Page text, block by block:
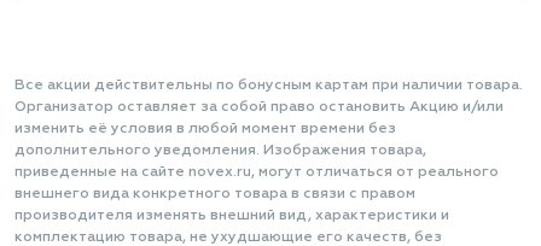
Все акции действительны по бонусным картам при наличии товара.
Организатор оставляет за собой право остановить Акцию и/или
изменить её условия в любой момент времени без
дополнительного уведомления. Изображения товара,
приведенные на сайте novex.ru, могут отличаться от реального
внешнего вида конкретного товара в связи с правом
производителя изменять внешний вид, характеристики и
комплектацию товара, не ухудшающие его качеств, без